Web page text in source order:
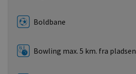
Boldbane
Bowling max. 5 km. fra pladsen